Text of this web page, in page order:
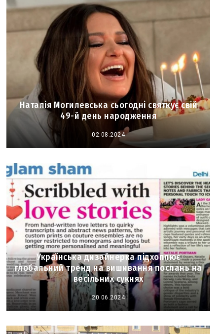
Наталія Могилевська сьогодні святкує свій
49-й день народження
02.08.2024
Українська дизайнерка підхоплює
глобальний тренд на вишивання послань на
весільних сукнях
20.06.2024